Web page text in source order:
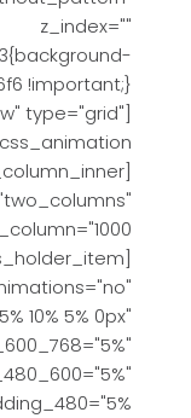
z_index=""
type="grid"
10% 5% 0px"